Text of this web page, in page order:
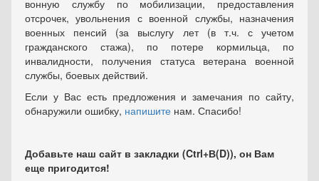
вонную службу по мобилизации, предоставления
отсрочек, увольнения с военной службы, назначения
военных пенсий (за выслугу лет (в т.ч. с учетом
гражданского стажа), по потере кормильца, по
инвалидности, получения статуса ветерана военной
службы, боевых действий.
Если у Вас есть предложения и замечания по сайту,
обнаружили ошибку, напишите нам. Спасибо!
Добавьте наш сайт в закладки (Ctrl+В(D)), он Вам
еще пригодится!